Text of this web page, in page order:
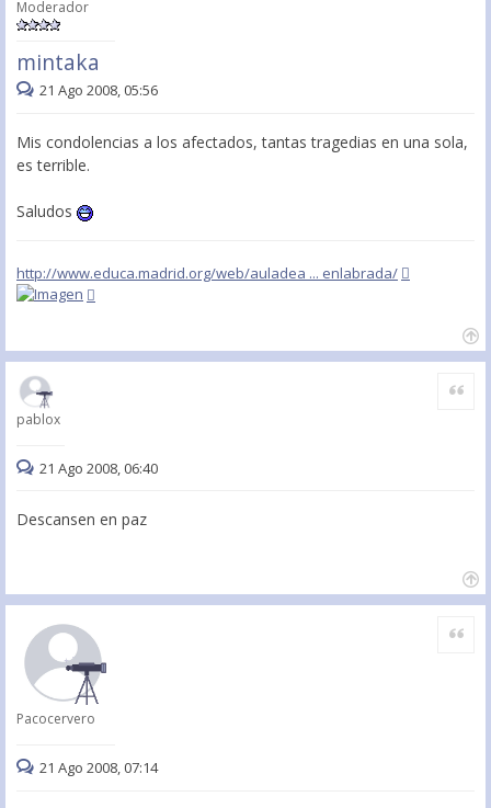
Moderador
mintaka
21 Ago 2008, 05:56
Mis condolencias a los afectados, tantas tragedias en una sola,
es terrible.
Saludos
http://www.educa.madrid.org/web/auladea ... enlabrada/
pablox
Citar
21 Ago 2008, 06:40
Descansen en paz
Pacocervero
Citar
21 Ago 2008, 07:14